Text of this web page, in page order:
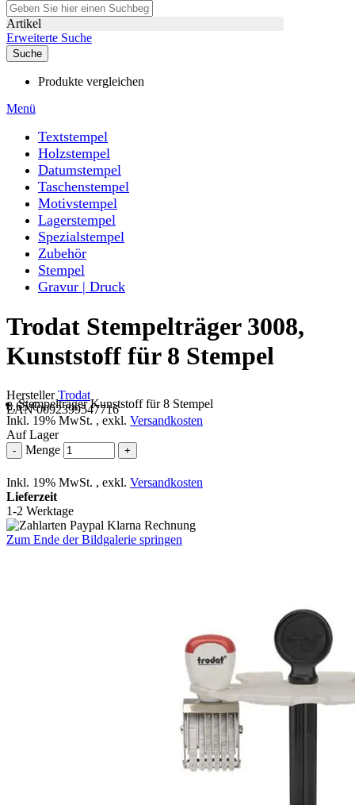
Artikel
Erweiterte Suche
Suche
Produkte vergleichen
Menü
Textstempel
Holzstempel
Datumstempel
Taschenstempel
Motivstempel
Lagerstempel
Spezialstempel
Zubehör
Stempel
Gravur | Druck
Trodat Stempelträger 3008,
Kunststoff für 8 Stempel
HerstellerTrodat
EAN 0092399547716
Stempelträger Kunststoff für 8 Stempel
8,65 €
Inkl. 19% MwSt. , exkl. Versandkosten
Auf Lager
- Menge +
Inkl. 19% MwSt. , exkl. Versandkosten
Lieferzeit
1-2 Werktage
Zum Ende der Bildgalerie springen